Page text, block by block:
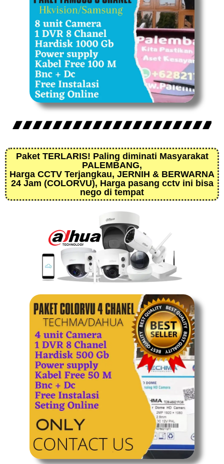
Paket TERLARIS! Paling diminati Masyarakat
PALEMBANG,
Harga CCTV Terjangkau, JERNIH & BERWARNA
24 Jam (COLORVU), Harga pasang cctv ini bisa
nego di tempat